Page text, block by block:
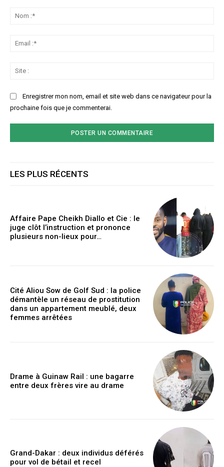
Enregistrer mon nom, email et site web dans ce navigateur pour la
prochaine fois que je commenterai.
LES PLUS RÉCENTS
Affaire Pape Cheikh Diallo et Cie : le
juge clôt l’instruction et prononce
plusieurs non-lieux pour…
Cité Aliou Sow de Golf Sud : la police
démantèle un réseau de prostitution
dans un appartement meublé, deux
femmes arrêtées
Drame à Guinaw Rail : une bagarre
entre deux frères vire au drame
Grand-Dakar : deux individus déférés
pour vol de bétail et recel